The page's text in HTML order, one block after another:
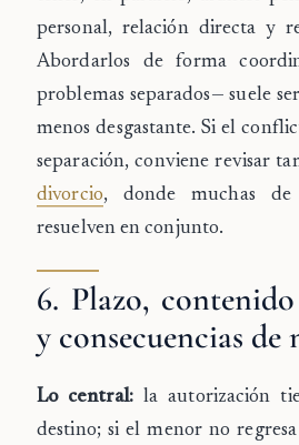
personal, relación directa y
Abordarlos de forma
problemas separados— suele
menos desgastante. Si el
separación, conviene revisar
divorcio, donde muchas de
resuelven en conjunto.
6. Plazo,
y consecuencias de
Lo central: la autorización
destino; si el menor no